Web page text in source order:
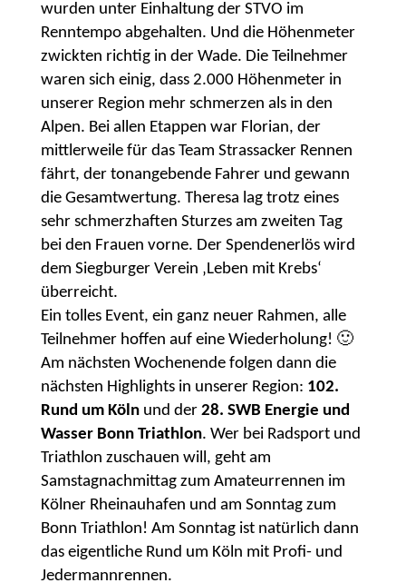
wurden unter Einhaltung der STVO im
Renntempo abgehalten. Und die Höhenmeter
zwickten richtig in der Wade. Die Teilnehmer
waren sich einig, dass 2.000 Höhenmeter in
unserer Region mehr schmerzen als in den
Alpen. Bei allen Etappen war Florian, der
mittlerweile für das Team Strassacker Rennen
fährt, der tonangebende Fahrer und gewann
die Gesamtwertung. Theresa lag trotz eines
sehr schmerzhaften Sturzes am zweiten Tag
bei den Frauen vorne. Der Spendenerlös wird
dem Siegburger Verein ‚Leben mit Krebs‘
überreicht.
Ein tolles Event, ein ganz neuer Rahmen, alle
Teilnehmer hoffen auf eine Wiederholung! 🙂
Am nächsten Wochenende folgen dann die
nächsten Highlights in unserer Region: 102.
Rund um Kölnund der 28. SWB Energie und
Wasser Bonn Triathlon. Wer bei Radsport und
Triathlon zuschauen will, geht am
Samstagnachmittag zum Amateurrennen im
Kölner Rheinauhafen und am Sonntag zum
Bonn Triathlon! Am Sonntag ist natürlich dann
das eigentliche Rund um Köln mit Profi- und
Jedermannrennen.